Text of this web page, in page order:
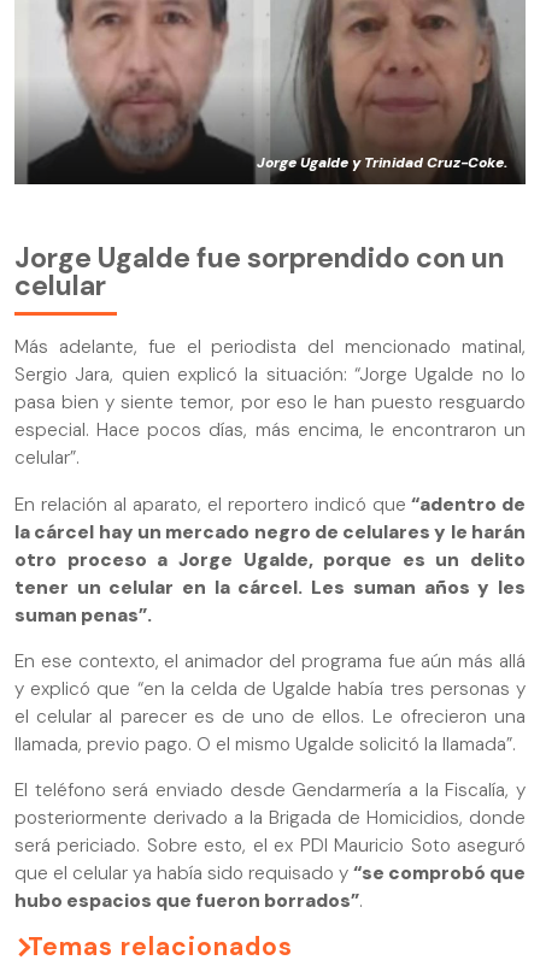
Jorge Ugalde y Trinidad Cruz-Coke.
Jorge Ugalde fue sorprendido con un
celular
Más adelante, fue el periodista del mencionado matinal,
Sergio Jara, quien explicó la situación: “Jorge Ugalde no lo
pasa bien y siente temor, por eso le han puesto resguardo
especial. Hace pocos días, más encima, le encontraron un
celular”.
En relación al aparato, el reportero indicó que “adentro de
la cárcel hay un mercado negro de celulares y le harán
otro proceso a Jorge Ugalde, porque es un delito
tener un celular en la cárcel. Les suman años y les
suman penas”.
En ese contexto, el animador del programa fue aún más allá
y explicó que “en la celda de Ugalde había tres personas y
el celular al parecer es de uno de ellos. Le ofrecieron una
llamada, previo pago. O el mismo Ugalde solicitó la llamada”.
El teléfono será enviado desde Gendarmería a la Fiscalía, y
posteriormente derivado a la Brigada de Homicidios, donde
será periciado. Sobre esto, el ex PDI Mauricio Soto aseguró
que el celular ya había sido requisado y “se comprobó que
hubo espacios que fueron borrados”.
Temas relacionados